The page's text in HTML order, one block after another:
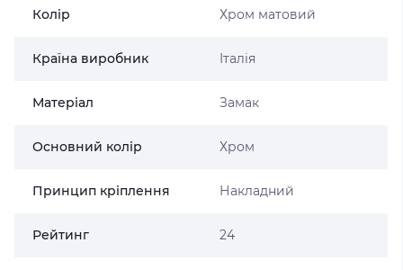
Колір Хром матовий
Країна виробник Італія
Матеріал Замак
Основний колір Хром
Принцип кріплення Накладний
Рейтинг 24